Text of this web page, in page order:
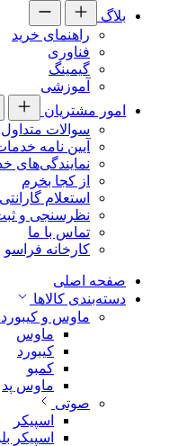
بلاگ
راهنمای خرید
فناوری
گیمینگ
آموزشی
امور مشتریان
سوالات متداول
آیین نامه
نمایندگی‌های
از کجا بخرم
استعلام گارانتی
نظرسنجی و
تماس با ما
کارخانه فراسو
صفحه اصلی
دسته‌بندی کالاها
ماوس و کیبورد
ماوس
کیبورد
کمبو
ماوس پد
صوتی
اسپیکر
اسپیکر